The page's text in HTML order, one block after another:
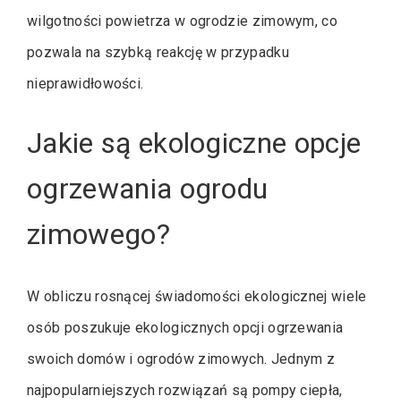
wilgotności powietrza w ogrodzie zimowym, co
pozwala na szybką reakcję w przypadku
nieprawidłowości.
Jakie są ekologiczne opcje
ogrzewania ogrodu
zimowego?
W obliczu rosnącej świadomości ekologicznej wiele
osób poszukuje ekologicznych opcji ogrzewania
swoich domów i ogrodów zimowych. Jednym z
najpopularniejszych rozwiązań są pompy ciepła,